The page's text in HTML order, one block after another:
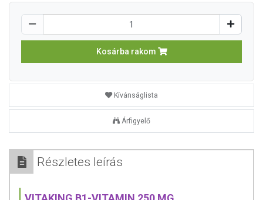
Kosárba rakom
Kívánságlista
Árfigyelő
Részletes leírás